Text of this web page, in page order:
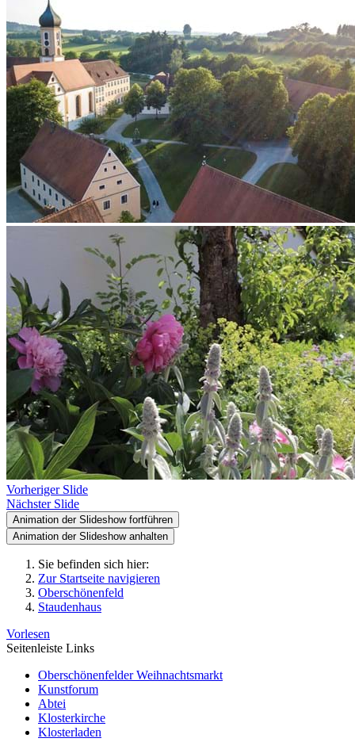
Vorheriger Slide
Nächster Slide
Animation der Slideshow fortführen
Animation der Slideshow anhalten
Sie befinden sich hier:
Zur Startseite navigieren
Oberschönenfeld
Staudenhaus
Vorlesen
Seitenleiste Links
Oberschönenfelder Weihnachtsmarkt
Kunstforum
Abtei
Klosterkirche
Klosterladen